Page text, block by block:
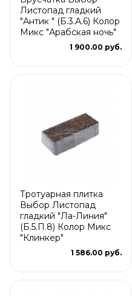
Листопад гладкий
"Антик " (Б.3.А.6) Колор
Микс "Арабская ночь"
1 900.00 руб.
Тротуарная плитка
Выбор Листопад
гладкий "Ла-Линия"
(Б.5.П.8) Колор Микс
"Клинкер"
1 586.00 руб.